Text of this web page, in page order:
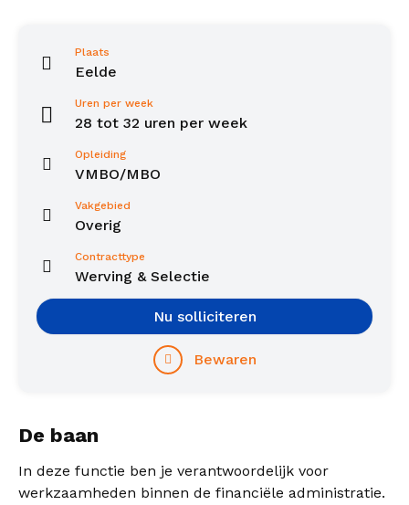
Plaats
Eelde
Uren per week
28 tot 32 uren per week
Opleiding
VMBO/MBO
Vakgebied
Overig
Contracttype
Werving & Selectie
Nu solliciteren
Bewaren
De baan
In deze functie ben je verantwoordelijk voor
werkzaamheden binnen de financiële administratie.